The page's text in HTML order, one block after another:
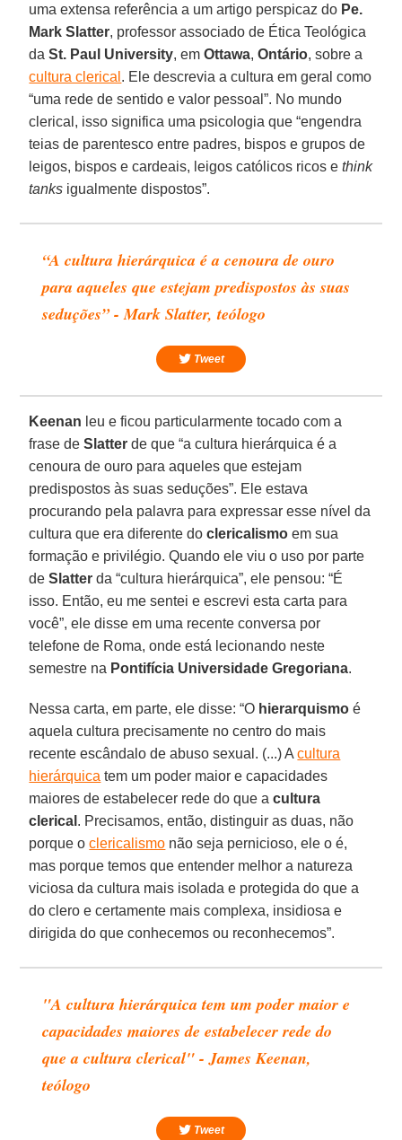
uma extensa referência a um artigo perspicaz do Pe.
Mark Slatter, professor associado de Ética Teológica
daSt. Paul University, emOttawa,Ontário, sobre a
cultura clerical . Ele descrevia a cultura em geral como
“uma rede de sentido e valor pessoal”. No mundo
clerical, isso significa uma psicologia que “engendra
teias de parentesco entre padres, bispos e grupos de
leigos, bispos e cardeais, leigos católicos ricos ethink
tanks igualmente dispostos”.
“A cultura hierárquica é a cenoura de ouro
para aqueles que estejam predispostos às suas
seduções” - Mark Slatter, teólogo
Tweet
Keenan leu e ficou particularmente tocado com a
frase deSlatter de que “a cultura hierárquica é a
cenoura de ouro para aqueles que estejam
predispostos às suas seduções”. Ele estava
procurando pela palavra para expressar esse nível da
cultura que era diferente doclericalismo em sua
formação e privilégio. Quando ele viu o uso por parte
deSlatter da “cultura hierárquica”, ele pensou: “É
isso. Então, eu me sentei e escrevi esta carta para
você”, ele disse em uma recente conversa por
telefone de Roma, onde está lecionando neste
semestre na Pontifícia Universidade Gregoriana.
Nessa carta, em parte, ele disse: “O hierarquismo é
aquela cultura precisamente no centro do mais
recente escândalo de abuso sexual. (...) Acultura
hierárquica tem um poder maior e capacidades
maiores de estabelecer rede do que acultura
clerical . Precisamos, então, distinguir as duas, não
porque oclericalismo não seja pernicioso, ele o é,
mas porque temos que entender melhor a natureza
viciosa da cultura mais isolada e protegida do que a
do clero e certamente mais complexa, insidiosa e
dirigida do que conhecemos ou reconhecemos”.
"A cultura hierárquica tem um poder maior e
capacidades maiores de estabelecer rede do
que a cultura clerical" - James Keenan,
teólogo
Tweet